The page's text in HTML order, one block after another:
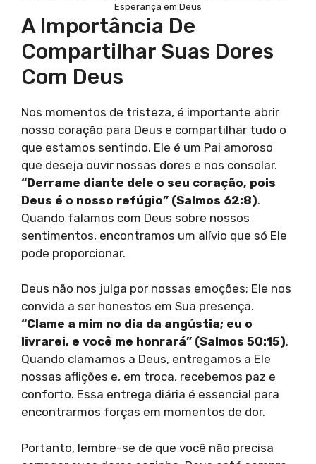
Esperança em Deus
A Importância De
Compartilhar Suas Dores
Com Deus
Nos momentos de tristeza, é importante abrir
nosso coração para Deus e compartilhar tudo o
que estamos sentindo. Ele é um Pai amoroso
que deseja ouvir nossas dores e nos consolar.
“Derrame diante dele o seu coração, pois
Deus é o nosso refúgio” (Salmos 62:8).
Quando falamos com Deus sobre nossos
sentimentos, encontramos um alívio que só Ele
pode proporcionar.
Deus não nos julga por nossas emoções; Ele nos
convida a ser honestos em Sua presença.
“Clame a mim no dia da angústia; eu o
livrarei, e você me honrará” (Salmos 50:15).
Quando clamamos a Deus, entregamos a Ele
nossas aflições e, em troca, recebemos paz e
conforto. Essa entrega diária é essencial para
encontrarmos forças em momentos de dor.
Portanto, lembre-se de que você não precisa